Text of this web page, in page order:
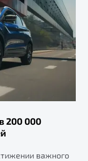
200 000
важного